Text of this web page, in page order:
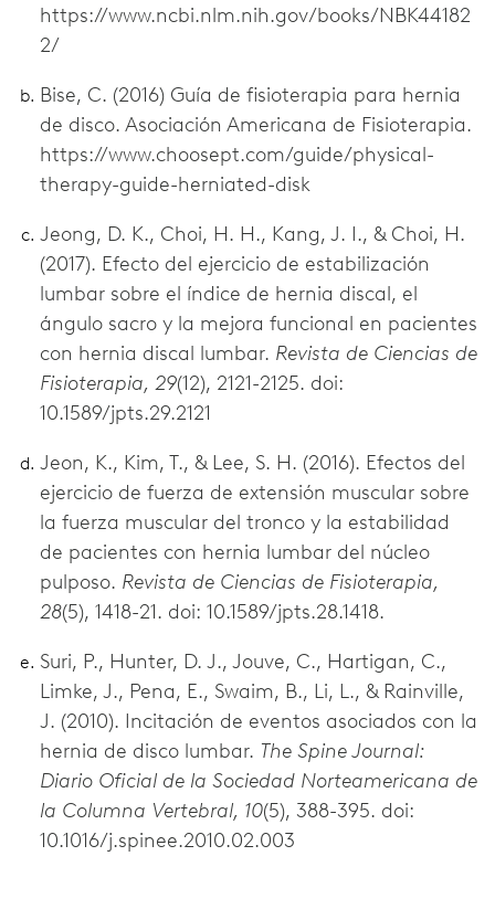
https://www.ncbi.nlm.nih.gov/books/NBK44182
2/
Bise, C. (2016) Guía de fisioterapia para hernia
de disco. Asociación Americana de Fisioterapia.
https://www.choosept.com/guide/physical-
therapy-guide-herniated-disk
Jeong, D. K., Choi, H. H., Kang, J. I., & Choi, H.
(2017). Efecto del ejercicio de estabilización
lumbar sobre el índice de hernia discal, el
ángulo sacro y la mejora funcional en pacientes
con hernia discal lumbar. Revista de Ciencias de
Fisioterapia, 29(12), 2121-2125. doi:
10.1589/jpts.29.2121
Jeon, K., Kim, T., & Lee, S. H. (2016). Efectos del
ejercicio de fuerza de extensión muscular sobre
la fuerza muscular del tronco y la estabilidad
de pacientes con hernia lumbar del núcleo
pulposo. Revista de Ciencias de Fisioterapia,
28(5), 1418-21. doi: 10.1589/jpts.28.1418.
Suri, P., Hunter, D. J., Jouve, C., Hartigan, C.,
Limke, J., Pena, E., Swaim, B., Li, L., & Rainville,
J. (2010). Incitación de eventos asociados con la
hernia de disco lumbar. The Spine Journal:
Diario Oficial de la Sociedad Norteamericana de
la Columna Vertebral, 10(5), 388-395. doi:
10.1016/j.spinee.2010.02.003